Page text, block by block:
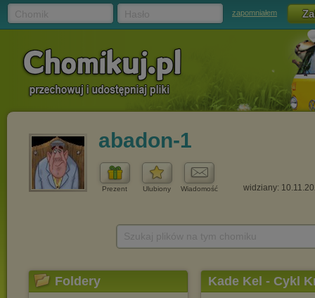
zapomniałem
abadon-1
Prezent Ulubiony Wiadomość widziany:
Foldery Kade Kel - Cykl